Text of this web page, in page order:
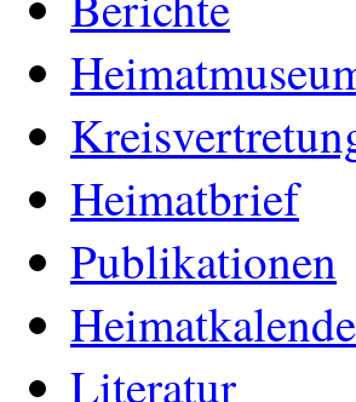
Heimatbrief
Publikationen
Literatur